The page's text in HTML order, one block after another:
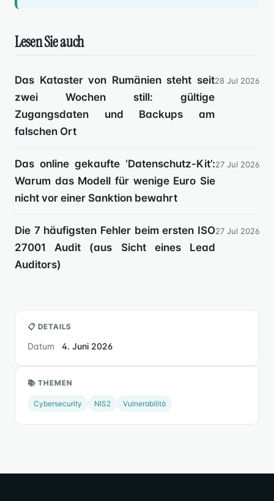
Lesen Sie auch
Das Kataster von Rumänien steht seit
zwei Wochen still: gültige
Zugangsdaten und Backups am
falschen Ort
28 Jul 2026
Das online gekaufte ‘Datenschutz-Kit’:
Warum das Modell für wenige Euro Sie
nicht vor einer Sanktion bewahrt
27 Jul 2026
Die 7 häufigsten Fehler beim ersten ISO
27001 Audit (aus Sicht eines Lead
Auditors)
27 Jul 2026
📋 DETAILS
Datum 4. Juni 2026
📚 THEMEN
Cybersecurity NIS2 Vulnerabilità